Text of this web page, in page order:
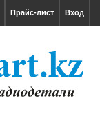
Вход
Прайс-лист